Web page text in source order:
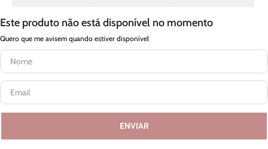
Este produto não está disponível no momento
Quero que me avisem quando estiver disponível
ENVIAR